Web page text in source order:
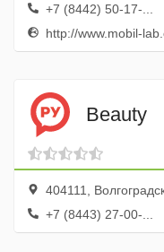
+7 (8442) 50-17-...
http://www.mobil-
Beauty
404111,
+7 (8443) 27-00-...